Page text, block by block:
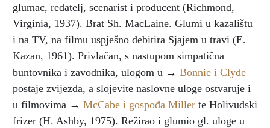
glumac, redatelj, scenarist i producent (Richmond,
Virginia, 1937). Brat Sh. MacLaine. Glumi u kazalištu
i na TV, na filmu uspješno debitira Sjajem u travi (E.
Kazan, 1961). Privlačan, s nastupom simpatična
buntovnika i zavodnika, ulogom u → Bonnie i Clyde
postaje zvijezda, a slojevite naslovne uloge ostvaruje i
u filmovima → McCabe i gospođa Miller te Holivudski
frizer (H. Ashby, 1975). Režirao i glumio gl. uloge u